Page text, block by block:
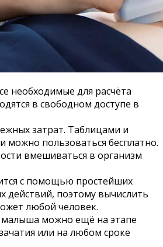
необходимые для расчёта
в свободном доступе в
затрат. Таблицами и
можно пользоваться бесплатно.
вмешиваться в организм
с помощью простейших
действий, поэтому вычислить
любой человек.
малыша можно ещё на этапе
или на любом сроке